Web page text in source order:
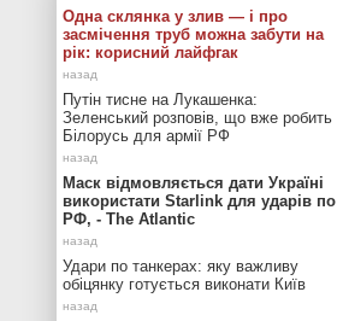
Одна склянка у злив — і про
засмічення труб можна забути на
рік: корисний лайфгак
Путін тисне на Лукашенка:
Зеленський розповів, що вже робить
Білорусь для армії РФ
Маск відмовляється дати Україні
використати Starlink для ударів по
РФ, - The Atlantic
Удари по танкерах: яку важливу
обіцянку готується виконати Київ